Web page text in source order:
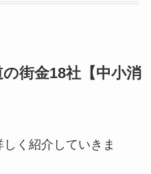
街金18社【中小消
く紹介していきま